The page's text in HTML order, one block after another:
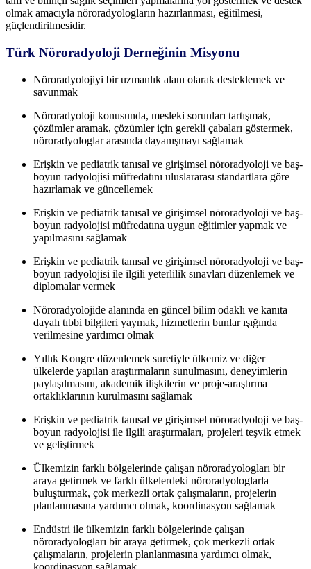
olmak amacıyla nöroradyologların hazırlanması, eğitilmesi,
güçlendirilmesidir.
Türk Nöroradyoloji Derneğinin Misyonu
Nöroradyolojiyi bir uzmanlık alanı olarak desteklemek ve
savunmak
Nöroradyoloji konusunda, mesleki sorunları tartışmak,
çözümler aramak, çözümler için gerekli çabaları göstermek,
nöroradyologlar arasında dayanışmayı sağlamak
Erişkin ve pediatrik tanısal ve girişimsel nöroradyoloji ve baş-
boyun radyolojisi müfredatını uluslararası standartlara göre
hazırlamak ve güncellemek
Erişkin ve pediatrik tanısal ve girişimsel nöroradyoloji ve baş-
boyun radyolojisi müfredatına uygun eğitimler yapmak ve
yapılmasını sağlamak
Erişkin ve pediatrik tanısal ve girişimsel nöroradyoloji ve baş-
boyun radyolojisi ile ilgili yeterlilik sınavları düzenlemek ve
diplomalar vermek
Nöroradyolojide alanında en güncel bilim odaklı ve kanıta
dayalı tıbbi bilgileri yaymak, hizmetlerin bunlar ışığında
verilmesine yardımcı olmak
Yıllık Kongre düzenlemek suretiyle ülkemiz ve diğer
ülkelerde yapılan araştırmaların sunulmasını, deneyimlerin
paylaşılmasını, akademik ilişkilerin ve proje-araştırma
ortaklıklarının kurulmasını sağlamak
Erişkin ve pediatrik tanısal ve girişimsel nöroradyoloji ve baş-
boyun radyolojisi ile ilgili araştırmaları, projeleri teşvik etmek
ve geliştirmek
Ülkemizin farklı bölgelerinde çalışan nöroradyologları bir
araya getirmek ve farklı ülkelerdeki nöroradyologlarla
buluşturmak, çok merkezli ortak çalışmaların, projelerin
planlanmasına yardımcı olmak, koordinasyon sağlamak
Endüstri ile ülkemizin farklı bölgelerinde çalışan
nöroradyologları bir araya getirmek, çok merkezli ortak
çalışmaların, projelerin planlanmasına yardımcı olmak,
koordinasyon sağlamak